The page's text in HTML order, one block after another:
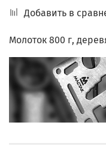
Добавить в
Молоток 800 г,